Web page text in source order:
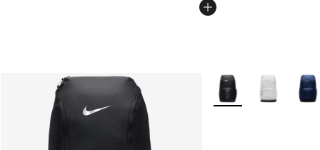
Plus de couleurs